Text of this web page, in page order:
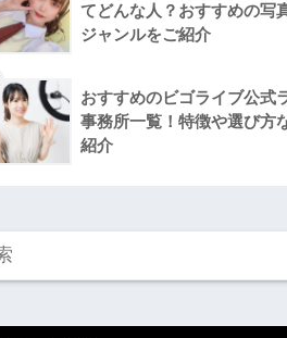
てどんな人？おすすめの写
ジャンルをご紹介
おすすめのビゴライブ公式
事務所一覧！特徴や選び方
紹介